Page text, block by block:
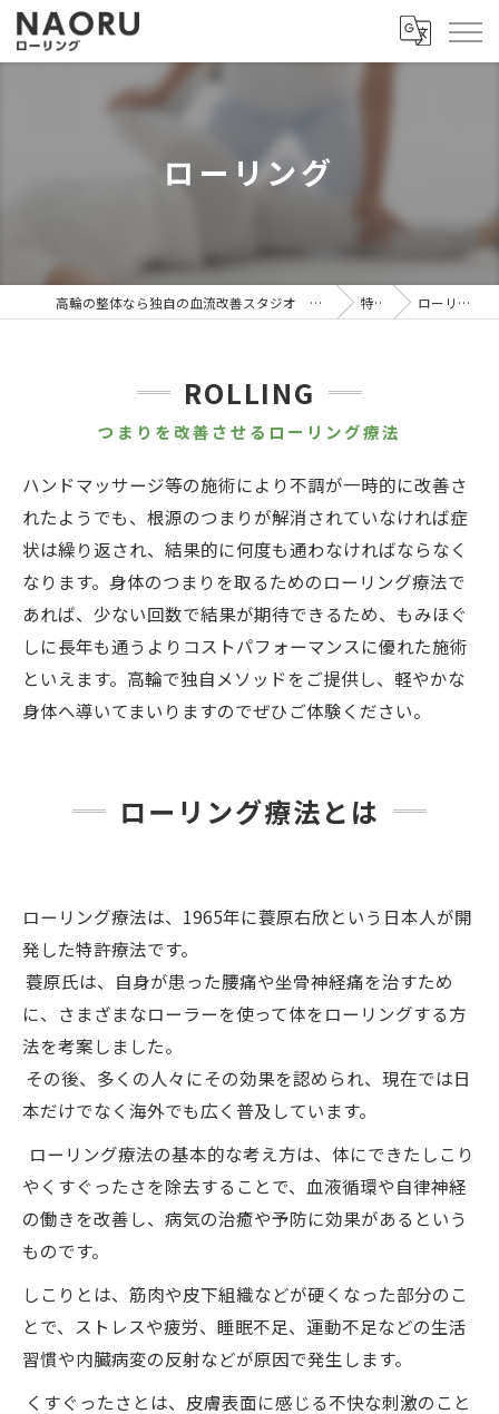
ローリング
高輪の整体なら独自の血流改善スタジオ MEGURU 特徴 ローリング
つまりを改善させるローリング療法
ROLLING
ハンドマッサージ等の施術により不調が一時的に改善さ
れたようでも、根源のつまりが解消されていなければ症
状は繰り返され、結果的に何度も通わなければならなく
なります。身体のつまりを取るためのローリング療法で
あれば、少ない回数で結果が期待できるため、もみほぐ
しに長年も通うよりコストパフォーマンスに優れた施術
といえます。高輪で独自メソッドをご提供し、軽やかな
身体へ導いてまいりますのでぜひご体験ください。
ローリング療法とは
ローリング療法は、1965年に蓑原右欣という日本人が開
発した特許療法です。
蓑原氏は、自身が患った腰痛や坐骨神経痛を治すため
に、さまざまなローラーを使って体をローリングする方
法を考案しました。
その後、多くの人々にその効果を認められ、現在では日
本だけでなく海外でも広く普及しています。
ローリング療法の基本的な考え方は、体にできたしこり
やくすぐったさを除去することで、血液循環や自律神経
の働きを改善し、病気の治癒や予防に効果があるという
ものです。
しこりとは、筋肉や皮下組織などが硬くなった部分のこ
とで、ストレスや疲労、睡眠不足、運動不足などの生活
習慣や内臓病変の反射などが原因で発生します。
くすぐったさとは、皮膚表面に感じる不快な刺激のこと